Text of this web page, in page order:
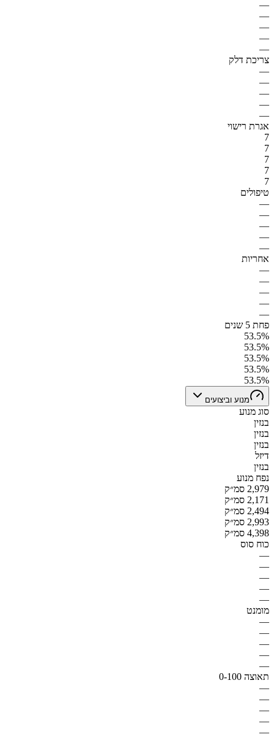
—
—
—
—
—
צריכת דלק
—
—
—
—
—
אגרת רישוי
7
7
7
7
7
טיפולים
—
—
—
—
—
אחריות
—
—
—
—
—
פחת 5 שנים
53.5%
53.5%
53.5%
53.5%
53.5%
מנוע וביצועים
סוג מנוע
בנזין
בנזין
בנזין
דיזל
בנזין
נפח מנוע
2,979 סמ״ק
2,171 סמ״ק
2,494 סמ״ק
2,993 סמ״ק
4,398 סמ״ק
כוח סוס
—
—
—
—
—
מומנט
—
—
—
—
—
תאוצה 0-100
—
—
—
—
—